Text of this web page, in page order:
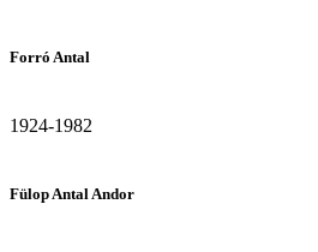
Forró Antal
1924-1982
Fülop Antal Andor